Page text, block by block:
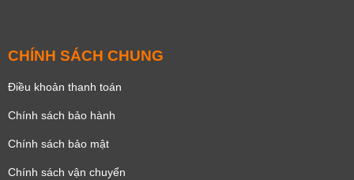
CHÍNH SÁCH CHUNG
Điều khoản thanh toán
Chính sách bảo hành
Chính sách bảo mật
Chính sách vận chuyển